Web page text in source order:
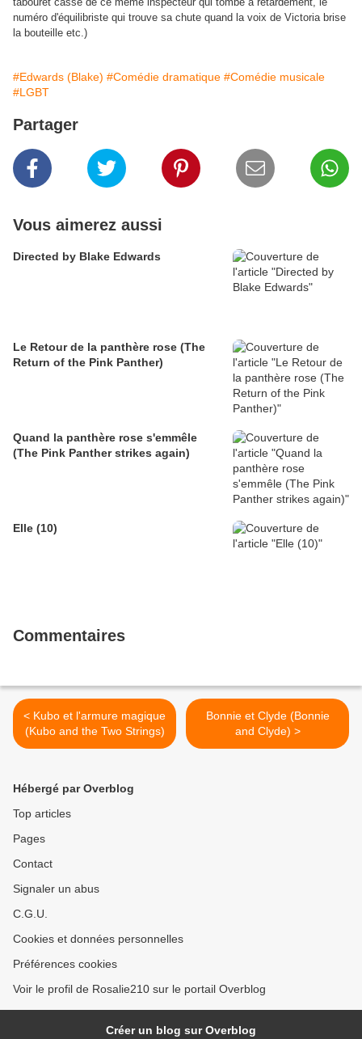
numéro d'équilibriste qui trouve sa chute quand la voix de Victoria brise
la bouteille etc.)
#Edwards (Blake) #Comédie dramatique #Comédie musicale
#LGBT
Partager
Vous aimerez aussi
Directed by Blake Edwards
Le Retour de la panthère rose (The
Return of the Pink Panther)
Quand la panthère rose s'emmêle
(The Pink Panther strikes again)
Elle (10)
Commentaires
< Kubo et l'armure magique
(Kubo and the Two Strings)
Bonnie et Clyde (Bonnie
and Clyde) >
Hébergé par Overblog
Top articles
Pages
Contact
Signaler un abus
C.G.U.
Cookies et données personnelles
Préférences cookies
Voir le profil de Rosalie210 sur le portail Overblog
Créer un blog sur Overblog